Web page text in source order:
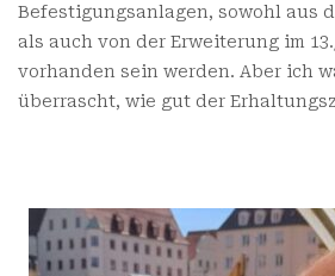
Befestigungsanlagen, sowohl aus
als auch von der Erweiterung im
vorhanden sein werden. Aber ich
überrascht, wie gut der